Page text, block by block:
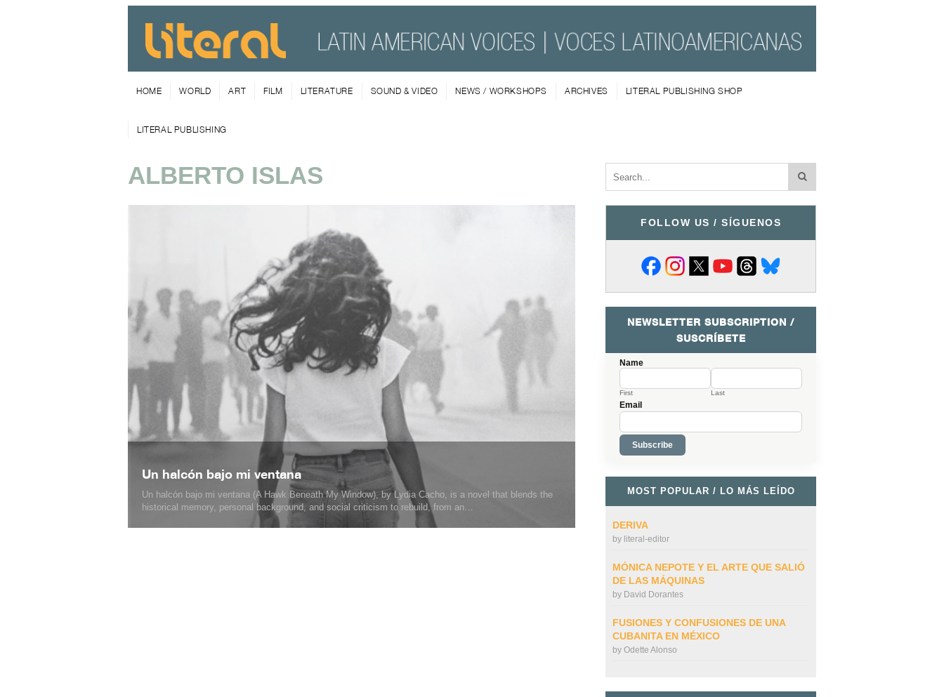
HOME WORLD ART FILM LITERATURE SOUND & VIDEO NEWS / WORKSHOPS ARCHIVES LITERAL PUBLISHING SHOP
LITERAL PUBLISHING
ALBERTO ISLAS
Un halcón bajo mi ventana
Un halcón bajo mi ventana (A Hawk Beneath My Window), by Lydia Cacho, is a novel that blends the
historical memory, personal background, and social criticism to rebuild, from an…
FOLLOW US / SÍGUENOS
NEWSLETTER SUBSCRIPTION /
SUSCRÍBETE
Name
First Last
Email
MOST POPULAR / LO MÁS LEÍDO
DERIVA
by literal-editor
MÓNICA NEPOTE Y EL ARTE QUE SALIÓ
DE LAS MÁQUINAS
by David Dorantes
FUSIONES Y CONFUSIONES DE UNA
CUBANITA EN MÉXICO
by Odette Alonso